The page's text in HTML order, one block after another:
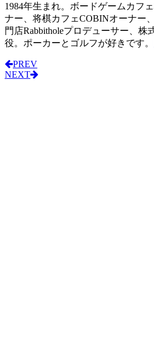
1984年生まれ。ボードゲームカフ
ナー、将棋カフェCOBINオーナー
門店Rabbitholeプロデューサー、株
役。ポーカーとゴルフが好きです。
PREV
NEXT